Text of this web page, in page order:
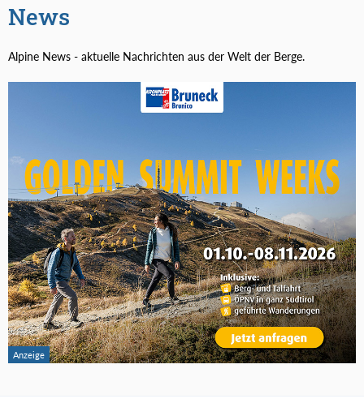
News
Alpine News - aktuelle Nachrichten aus der Welt der Berge.